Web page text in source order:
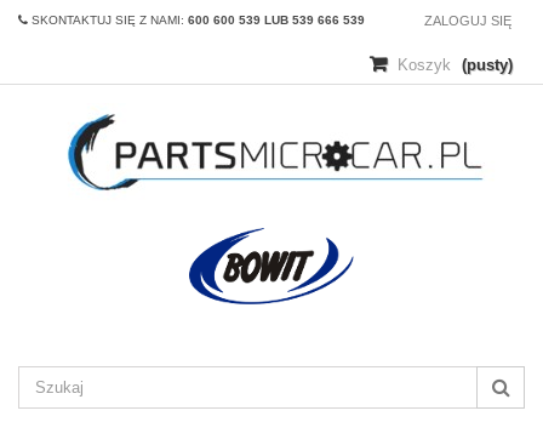
SKONTAKTUJ SIĘ Z NAMI: 600 600 539 LUB 539 666 539 ZALOGUJ SIĘ
Koszyk (pusty)